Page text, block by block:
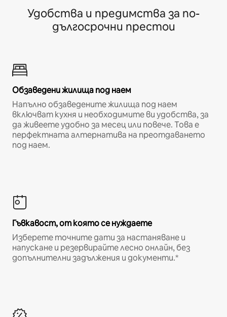
Удобства и предимства за по-
дългосрочни престои
Обзаведени жилища под наем
Напълно обзаведените жилища под наем
включват кухня и необходимите ви удобства, за
да живеете удобно за месец или повече. Това е
перфектната алтернатива на преотдаването
под наем.
Гъвкавост, от която се нуждаете
Изберете точните дати за настаняване и
напускане и резервирайте лесно онлайн, без
допълнителни задължения и документи.*